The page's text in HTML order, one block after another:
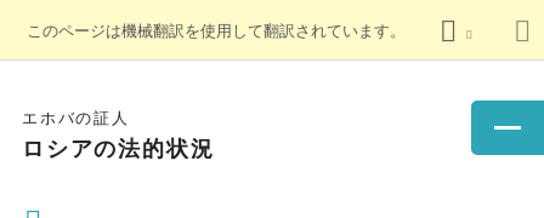
このページは機械翻訳を使用して翻訳されています。
エホバの証人
ロシアの法的状況